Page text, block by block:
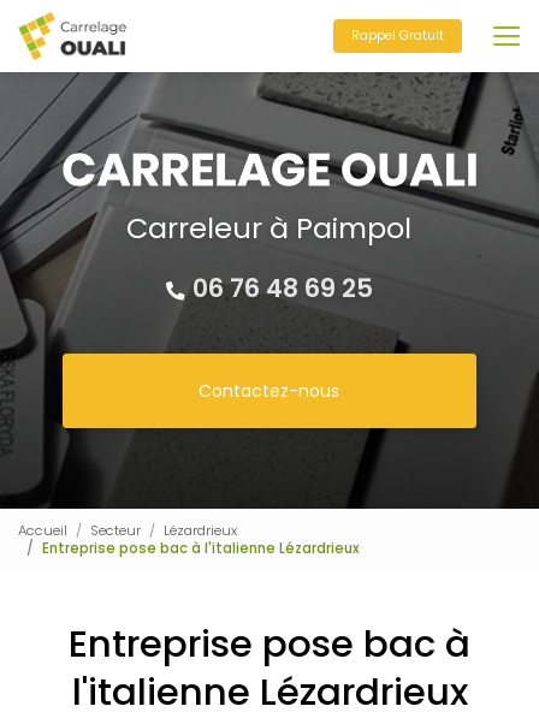
au
contenu
principal
Rappel Gratuit
Carreleur à Paimpol
06 76 48 69 25
Contactez-nous
Accueil Secteur
Lézardrieux
Entreprise pose bac à l'italienne Lézardrieux
Entreprise pose bac à
l'italienne Lézardrieux